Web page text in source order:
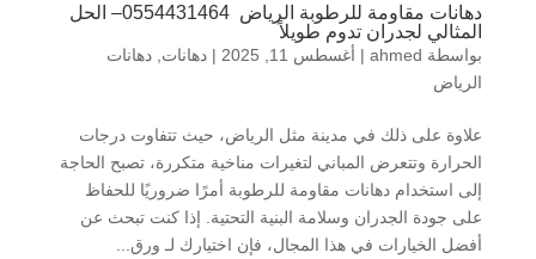
دهانات مقاومة للرطوبة الرياض 0554431464– الحل
المثالي لجدران تدوم طويلاً
بواسطة ahmed
| أغسطس 11, 2025 | دهانات دهانات
الرياض
علاوة على ذلك في مدينة مثل الرياض، حيث تتفاوت درجات
الحرارة وتتعرض المباني لتغيرات مناخية متكررة، تصبح الحاجة
إلى استخدام دهانات مقاومة للرطوبة أمرًا ضروريًا للحفاظ
على جودة الجدران وسلامة البنية التحتية. إذا كنت تبحث عن
أفضل الخيارات في هذا المجال، فإن اختيارك لـ ورق...